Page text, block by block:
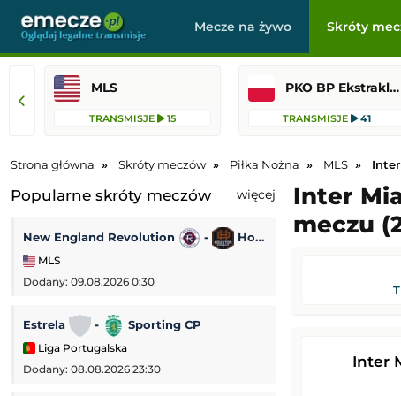
Mecze na żywo Skróty
MLS
TRANSMISJE 15
PKO BP Ekstraklasa
TRANSMISJE 41
Strona główna Skróty meczów Piłka Nożna MLS
Popularne skróty meczów więcej
New England Revolution - Houston Dynamo
MLS
Dodany: 09.08.2026 0:30
Estrela - Sporting CP
Liga Portugalska
Dodany: 08.08.2026 23:30
Korona Kielce
Dodany: 08.08.2026
Inter
meczu
Inter